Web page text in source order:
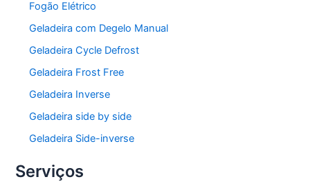
Fogão Elétrico
Geladeira com Degelo Manual
Geladeira Cycle Defrost
Geladeira Frost Free
Geladeira Inverse
Geladeira side by side
Geladeira Side-inverse
Serviços